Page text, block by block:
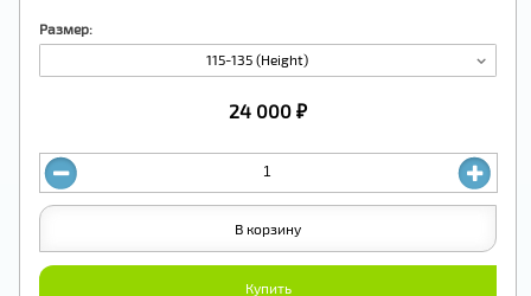
Размер:
115-135 (Height)
24 000 ₽
Купить
В корзину